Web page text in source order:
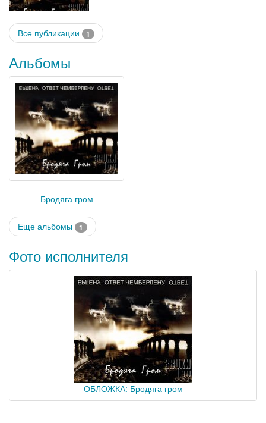
Все публикации 1
Альбомы
Бродяга гром
Еще альбомы 1
Фото исполнителя
ОБЛОЖКА: Бродяга гром